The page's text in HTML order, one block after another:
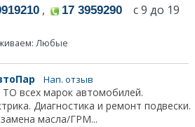
, 17 3959290 с 9 до 19
Любые
Нап. отзыв
всех марок автомобилей.
Диагностика и ремонт подвески.
замена масла/ГРМ...